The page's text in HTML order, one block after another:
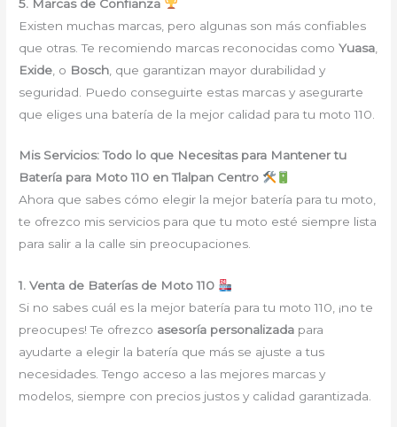
5. Marcas de Confianza
Existen muchas marcas, pero algunas son más confiables
que otras. Te recomiendo marcas reconocidas comoYuasa
Exide , o Bosch , que garantizan mayor durabilidad y
seguridad. Puedo conseguirte estas marcas y asegurarte
que eliges una batería de la mejor calidad para tu moto 110.
Mis Servicios: Todo lo que Necesitas para Mantener tu
Batería para Moto 110 en Tlalpan Centro
Ahora que sabes cómo elegir la mejor batería para tu moto,
te ofrezco mis servicios para que tu moto esté siempre lista
para salir a la calle sin preocupaciones.
1. Venta de Baterías de Moto 110
Si no sabes cuál es la mejor batería para tu moto 110, ¡no te
preocupes! Te ofrezco asesoría personalizada para
ayudarte a elegir la batería que más se ajuste a tus
necesidades. Tengo acceso a las mejores marcas y
modelos, siempre con precios justos y calidad garantizada.